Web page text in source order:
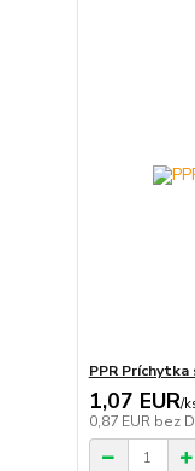
PPR
1,07 EUR/
0,87 EUR bez